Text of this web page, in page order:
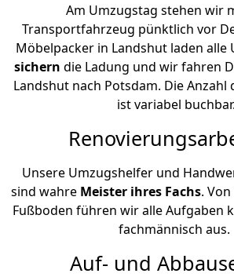
Am Umzugstag stehen wir
Transportfahrzeug pünktlich vor
Möbelpacker in Landshut laden alle
sichern die Ladung und wir fahren
Landshut nach Potsdam. Die Anzahl
ist variabel buchbar.
Unsere Umzugshelfer und
sind wahre Meister ihres Fachs.
Fußboden führen wir alle Aufgaben
fachmännisch aus.
Auf- und